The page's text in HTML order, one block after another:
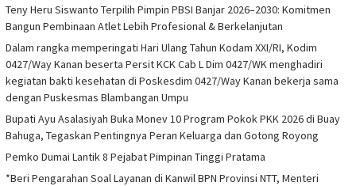
Teny Heru Siswanto Terpilih Pimpin PBSI Banjar 2026–2030: Komitmen
Bangun Pembinaan Atlet Lebih Profesional & Berkelanjutan
Dalam rangka memperingati Hari Ulang Tahun Kodam XXI/RI, Kodim
0427/Way Kanan beserta Persit KCK Cab L Dim 0427/WK menghadiri
kegiatan bakti kesehatan di Poskesdim 0427/Way Kanan bekerja sama
dengan Puskesmas Blambangan Umpu
Bupati Ayu Asalasiyah Buka Monev 10 Program Pokok PKK 2026 di Buay
Bahuga, Tegaskan Pentingnya Peran Keluarga dan Gotong Royong
Pemko Dumai Lantik 8 Pejabat Pimpinan Tinggi Pratama
*Beri Pengarahan Soal Layanan di Kanwil BPN Provinsi NTT, Menteri